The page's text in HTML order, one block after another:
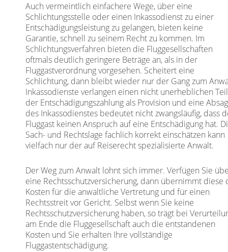
Auch vermeintlich einfachere Wege, über eine
Schlichtungsstelle oder einen Inkassodienst zu einer
Entschädigungsleistung zu gelangen, bieten keine
Garantie, schnell zu seinem Recht zu kommen. Im
Schlichtungsverfahren bieten die Fluggesellschaften
oftmals deutlich geringere Beträge an, als in der
Fluggastverordnung vorgesehen. Scheitert eine
Schlichtung, dann bleibt wieder nur der Gang zum
Inkassodienste verlangen einen nicht unerheblichen Teil
der Entschädigungszahlung als Provision und eine
des Inkassodienstes bedeutet nicht zwangsläufig, dass
Fluggast keinen Anspruch auf eine Entschädigung hat.
Sach- und Rechtslage fachlich korrekt einschätzen kann
vielfach nur der auf Reiserecht spezialisierte Anwalt.
Der Weg zum Anwalt lohnt sich immer. Verfügen Sie
eine Rechtsschutzversicherung, dann übernimmt diese
Kosten für die anwaltliche Vertretung und für einen
Rechtsstreit vor Gericht. Selbst wenn Sie keine
Rechtsschutzversicherung haben, so trägt bei
am Ende die Fluggesellschaft auch die entstandenen
Kosten und Sie erhalten Ihre vollständige
Fluggastentschädigung.